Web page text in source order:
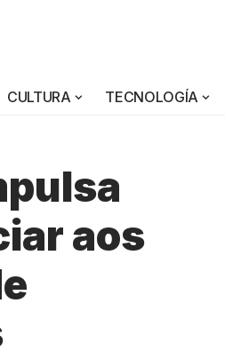
CULTURA TECNOLOGÍA
aos